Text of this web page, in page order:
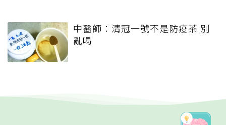
中醫師：清冠一號不是防疫茶 別
亂喝